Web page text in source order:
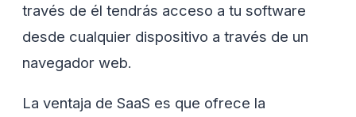
través de él tendrás acceso a tu software
desde cualquier dispositivo a través de un
navegador web.
La ventaja de SaaS es que ofrece la